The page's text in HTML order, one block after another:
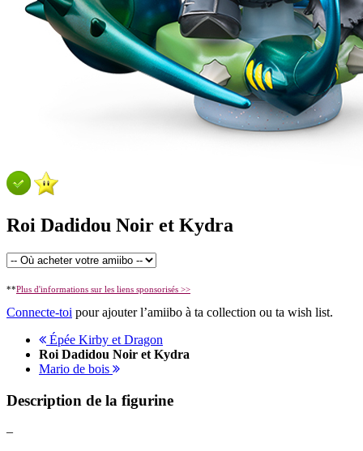
Roi Dadidou Noir et Kydra
**Plus d'informations sur les liens sponsorisés >>
Connecte-toi pour ajouter l’amiibo à ta collection ou ta wish list.
Épée Kirby et Dragon
Roi Dadidou Noir et Kydra
Mario de bois
Description de la figurine
–